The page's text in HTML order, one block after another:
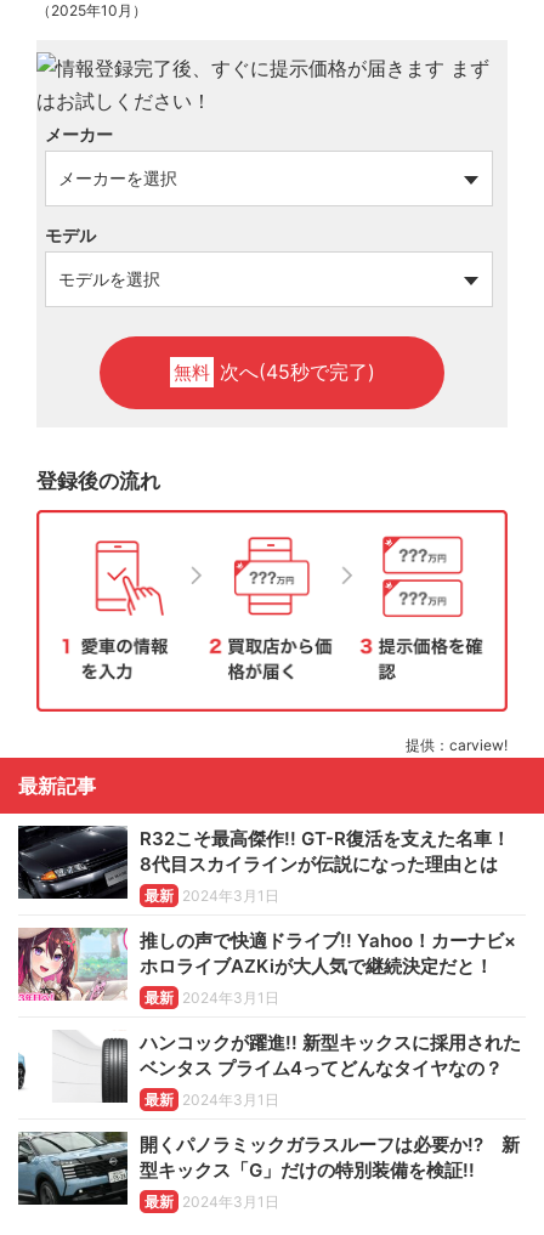
（2025年10月）
メーカー
モデル
無料 次へ(45秒で完了)
登録後の流れ
提供：carview!
最新記事
R32こそ最高傑作!! GT-R復活を支えた名車！
8代目スカイラインが伝説になった理由とは
最新 2024年3月1日
推しの声で快適ドライブ!! Yahoo！カーナビ×
ホロライブAZKiが大人気で継続決定だと！
最新 2024年3月1日
ハンコックが躍進!! 新型キックスに採用された
ベンタス プライム4ってどんなタイヤなの？
最新 2024年3月1日
開くパノラミックガラスルーフは必要か!? 新
型キックス「G」だけの特別装備を検証!!
最新 2024年3月1日